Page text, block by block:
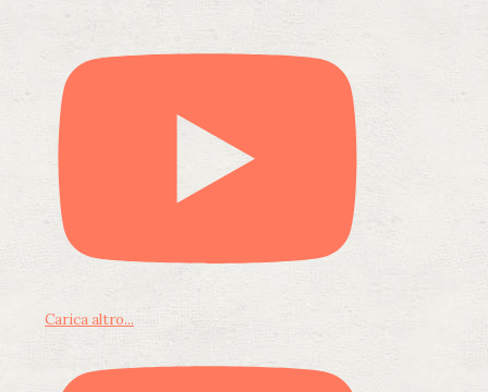
Carica altro...